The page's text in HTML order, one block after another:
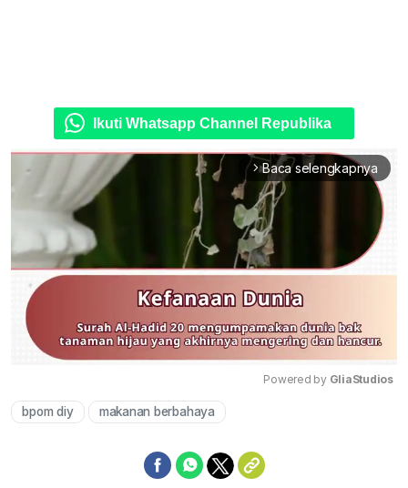
Ikuti Whatsapp Channel Republika
arrow_forward_ios Baca selengkapnya
Powered by GliaStudios
bpom diy makanan berbahaya